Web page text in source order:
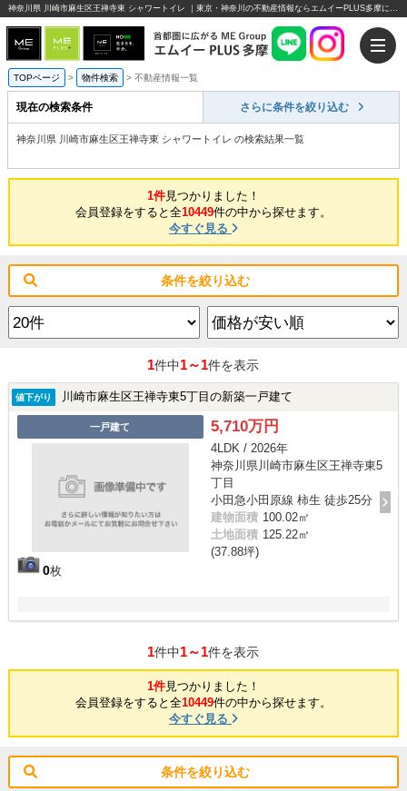
神奈川県 川崎市麻生区王禅寺東 シャワートイレ ｜東京・神奈川の不動産情報ならエムイーPLUS多摩にお任せください。
TOPページ > 物件検索 > 不動産情報一覧
現在の検索条件 さらに条件を絞り込む
神奈川県 川崎市麻生区王禅寺東 シャワートイレ の検索結果一覧
1件見つかりました！
会員登録をすると全10449件の中から探せます。
今すぐ見る
条件を絞り込む
1件中1～1件を表示
値下がり 川崎市麻生区王禅寺東5丁目の新築一戸建て
一戸建て
0枚
5,710万円
4LDK / 2026年
神奈川県川崎市麻生区王禅寺東5
丁目
小田急小田原線 柿生 徒歩25分
建物面積 100.02㎡
土地面積 125.22㎡
(37.88坪)
1件中1～1件を表示
1件見つかりました！
会員登録をすると全10449件の中から探せます。
今すぐ見る
条件を絞り込む